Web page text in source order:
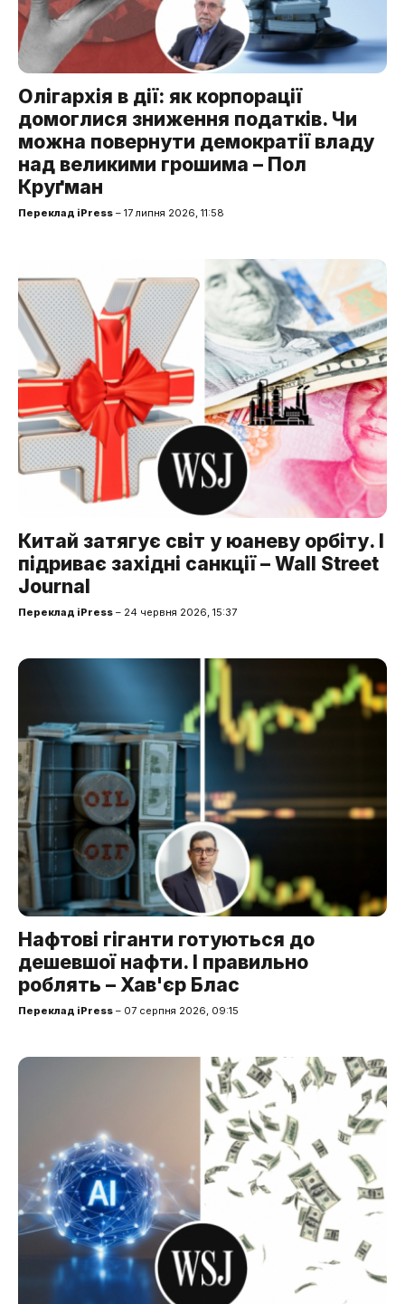
Олігархія в дії: як корпорації
домоглися зниження податків. Чи
можна повернути демократії владу
над великими грошима – Пол
Круґман
Переклад iPress – 17 липня 2026, 11:58
Китай затягує світ у юаневу орбіту. І
підриває західні санкції – Wall Street
Journal
Переклад iPress – 24 червня 2026, 15:37
Нафтові гіганти готуються до
дешевшої нафти. І правильно
роблять – Хав'єр Блас
Переклад iPress – 07 серпня 2026, 09:15